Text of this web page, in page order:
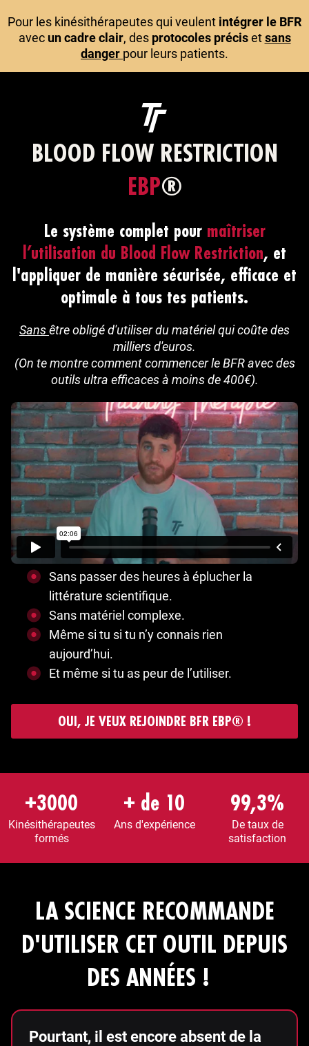
Pour les kinésithérapeutes qui veulent intégrer le BFR
avec un cadre clair, des protocoles précisetsans
danger pour leurs patients.
BLOOD FLOW RESTRICTION
EBP®
Le système complet pour maîtriser
l’utilisation du Blood Flow Restriction, et
l'appliquer de manière sécurisée, efficace et
optimale à tous tes patients.
Sansêtre obligé d'utiliser du matériel qui coûte des
milliers d'euros.
(On te montre comment commencer le BFR avec des
outils ultra efficaces à moins de 400€).
Sans passer des heures à éplucher la
littérature scientifique.
Sans matériel complexe.
Même si tu si tu n’y connais rien
aujourd’hui.
Et même si tu as peur de l’utiliser.
OUI, JE VEUX REJOINDRE BFR EBP® !
+3000
Kinésithérapeutes
formés
+ de 10
Ans d'expérience
99,3%
De taux de
satisfaction
LA SCIENCE RECOMMANDE
D'UTILISER CET OUTIL DEPUIS
DES ANNÉES !
Pourtant, il est encore absent de la